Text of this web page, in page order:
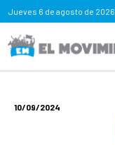
Jueves 6 de agosto de 2026
10/09/2024